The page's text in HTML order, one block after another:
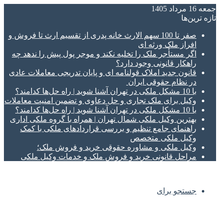
جمعه 16 مرداد 1405
تازه‌ ترین‌ها
صفر تا 100 سهم الارث خانه پدری از تقسیم ارث تا فروش و
افراز ملک ورثه ای
اگر مستأجر ملک را تخلیه نکند و موجر پول پیش را ندهد چه
راهکار قانونی وجود دارد؟
قانون جدید املاک قولنامه ای و پایان تدریجی معاملات عادی
در نظام حقوقی ایران
با 10 مشکل ملکی در تهران آشنا شوید | راه حل‌ها کدامند؟
وکیل برای ملک تجاری و حل دعاوی و تضمین امنیت معاملات
با 10 مشکل ملکی در تهران آشنا شوید | راه حل‌ها کدامند؟
بهترین وکیل ملکی شمال تهران | همراه با گروه ملکی اداری
راهنمای جامع تنظیم و بررسی قراردادهای ملکی با کمک
وکیل ملکی متخصص
وکیل ملکی و مشاوره حقوقی خرید و فروش ملک؛
مراحل قانونی خرید و فروش ملک و خدمات وکیل ملکی
جستجو برای